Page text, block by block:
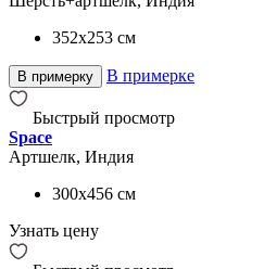
352x253 см
В примерку В примерке
Быстрый просмотр
Space
Артшелк, Индия
300x456 см
Узнать цену